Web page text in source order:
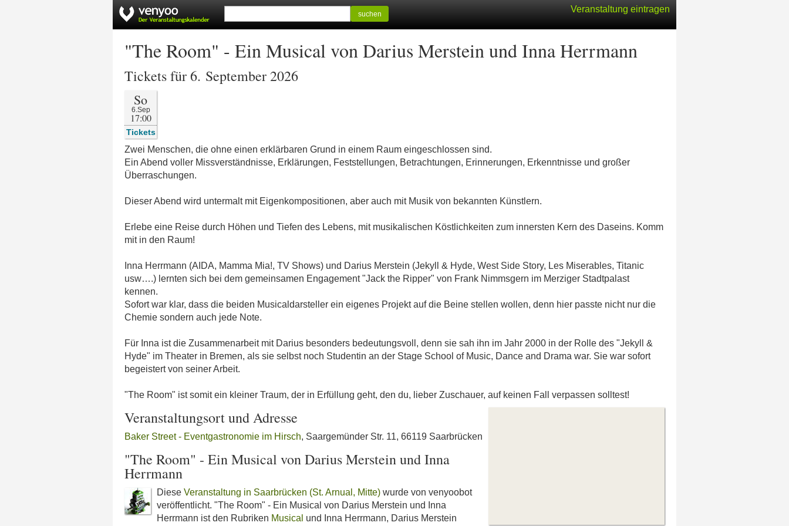
Veranstaltung eintragen
suchen
"The Room" - Ein Musical von Darius Merstein und Inna Herrmann
Tickets für 6. September 2026
So
6.Sep
17:00
Tickets
Zwei Menschen, die ohne einen erklärbaren Grund in einem Raum eingeschlossen sind.
Ein Abend voller Missverständnisse, Erklärungen, Feststellungen, Betrachtungen, Erinnerungen, Erkenntnisse und großer
Überraschungen.
Dieser Abend wird untermalt mit Eigenkompositionen, aber auch mit Musik von bekannten Künstlern.
Erlebe eine Reise durch Höhen und Tiefen des Lebens, mit musikalischen Köstlichkeiten zum innersten Kern des Daseins. Komm
mit in den Raum!
Inna Herrmann (AIDA, Mamma Mia!, TV Shows) und Darius Merstein (Jekyll & Hyde, West Side Story, Les Miserables, Titanic
usw….) lernten sich bei dem gemeinsamen Engagement "Jack the Ripper" von Frank Nimmsgern im Merziger Stadtpalast
kennen.
Sofort war klar, dass die beiden Musicaldarsteller ein eigenes Projekt auf die Beine stellen wollen, denn hier passte nicht nur die
Chemie sondern auch jede Note.
Für Inna ist die Zusammenarbeit mit Darius besonders bedeutungsvoll, denn sie sah ihn im Jahr 2000 in der Rolle des "Jekyll &
Hyde" im Theater in Bremen, als sie selbst noch Studentin an der Stage School of Music, Dance and Drama war. Sie war sofort
begeistert von seiner Arbeit.
"The Room" ist somit ein kleiner Traum, der in Erfüllung geht, den du, lieber Zuschauer, auf keinen Fall verpassen solltest!
Veranstaltungsort und Adresse
Baker Street - Eventgastronomie im Hirsch, Saargemünder Str. 11, 66119 Saarbrücken
"The Room" - Ein Musical von Darius Merstein und Inna
Herrmann
Diese Veranstaltung in Saarbrücken (St. Arnual, Mitte) wurde von venyoobot
veröffentlicht. "The Room" - Ein Musical von Darius Merstein und Inna
Herrmann ist den Rubriken Musical und Inna Herrmann, Darius Merstein